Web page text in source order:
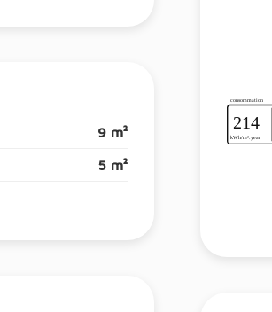
9 m²
5 m²